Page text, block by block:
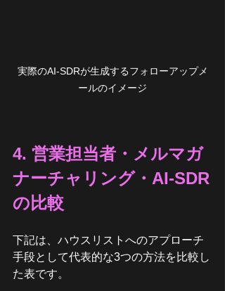
実際のAI-SDRが生成するフォローアップメ
ールのイメージ
4. 営業担当者・メルマガ
ナーチャリング・AI-SDR
の比較
下記は、ハウスリストへのアプローチ
手段として代表的な3つの方法を比較し
た表です。